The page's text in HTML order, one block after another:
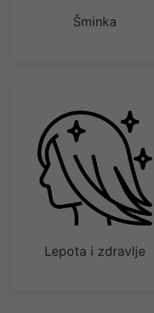
Šminka
Lepota i zdravlje